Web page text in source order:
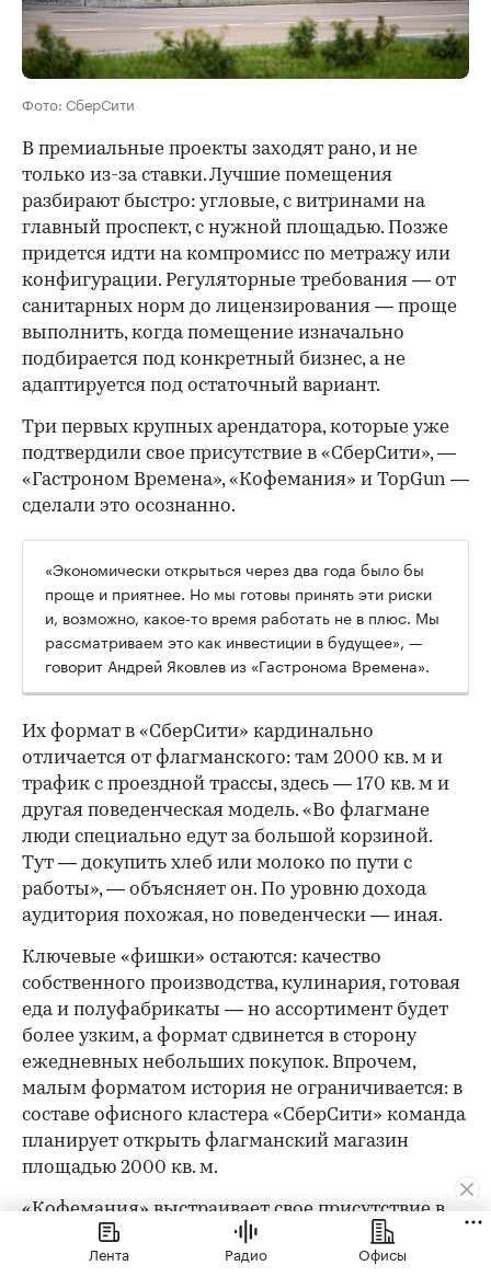
Фото: СберСити
В премиальные проекты заходят рано, и не
только из-за ставки. Лучшие помещения
разбирают быстро: угловые, с витринами на
главный проспект, с нужной площадью. Позже
придется идти на компромисс по метражу или
конфигурации. Регуляторные требования — от
санитарных норм до лицензирования — проще
выполнить, когда помещение изначально
подбирается под конкретный бизнес, а не
адаптируется под остаточный вариант.
Три первых крупных арендатора, которые уже
подтвердили свое присутствие в «СберСити», —
«Гастроном Времена», «Кофемания» и TopGun —
сделали это осознанно.
«Экономически открыться через два года было бы
проще и приятнее. Но мы готовы принять эти риски
и, возможно, какое-то время работать не в плюс. Мы
рассматриваем это как инвестиции в будущее», —
говорит Андрей Яковлев из «Гастронома Времена».
Их формат в «СберСити» кардинально
отличается от флагманского: там 2000 кв. м и
трафик с проездной трассы, здесь — 170 кв. м и
другая поведенческая модель. «Во флагмане
люди специально едут за большой корзиной.
Тут — докупить хлеб или молоко по пути с
работы», — объясняет он. По уровню дохода
аудитория похожая, но поведенчески — иная.
Ключевые «фишки» остаются: качество
собственного производства, кулинария, готовая
еда и полуфабрикаты — но ассортимент будет
более узким, а формат сдвинется в сторону
ежедневных небольших покупок. Впрочем,
малым форматом история не ограничивается: в
составе офисного кластера «СберСити» команда
планирует открыть флагманский магазин
площадью 2000 кв. м.
«Кофемания» выстраивает свое присутствие в
«СберСити» в той же логике индивидуального
подхода. Для «СберСити» ключевыми
Лента Радио Офисы